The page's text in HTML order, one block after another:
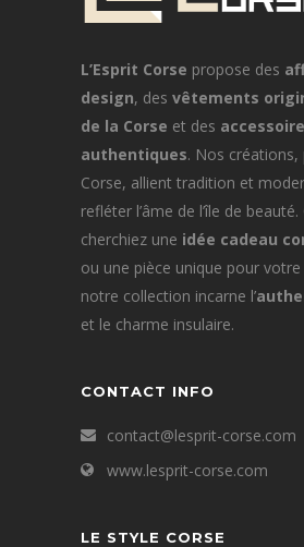
L’Esprit Corse propose des
design, des vêtements
de la Corse et des
authentiques. Nos créations,
Corse, allient tradition et
refléter l’âme de l’île de
cherchiez une idée cadeau
ou une pièce unique pour
notre collection incarne l’
et le charme insulaire.
CONTACT INFO
contact@lesprit-corse.com
www.lesprit-corse.com
LE STYLE CORSE